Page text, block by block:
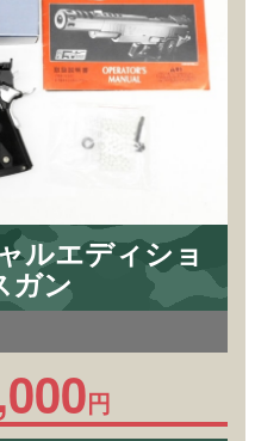
ルエディショ
ガン
円